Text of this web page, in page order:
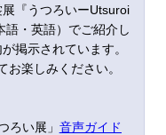
『うつろいーUtsuroi
語・英語）でご紹介し
掲示されています。
楽しみください。
い展」 音声ガイド